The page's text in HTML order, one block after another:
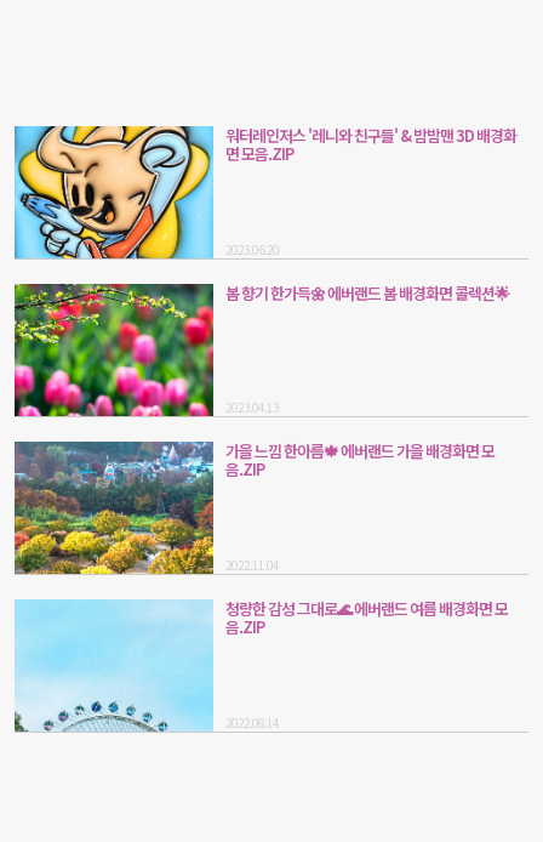
워터레인저스 '레니와 친구들' & 밤밤맨 3D 배경화
면 모음.ZIP
2023.06.20
봄 향기 한가득🌼 에버랜드 봄 배경화면 콜렉션🌟
2023.04.13
가을 느낌 한아름🍁 에버랜드 가을 배경화면 모
음.ZIP
2022.11.04
청량한 감성 그대로🌊 에버랜드 여름 배경화면 모
음.ZIP
2022.08.14